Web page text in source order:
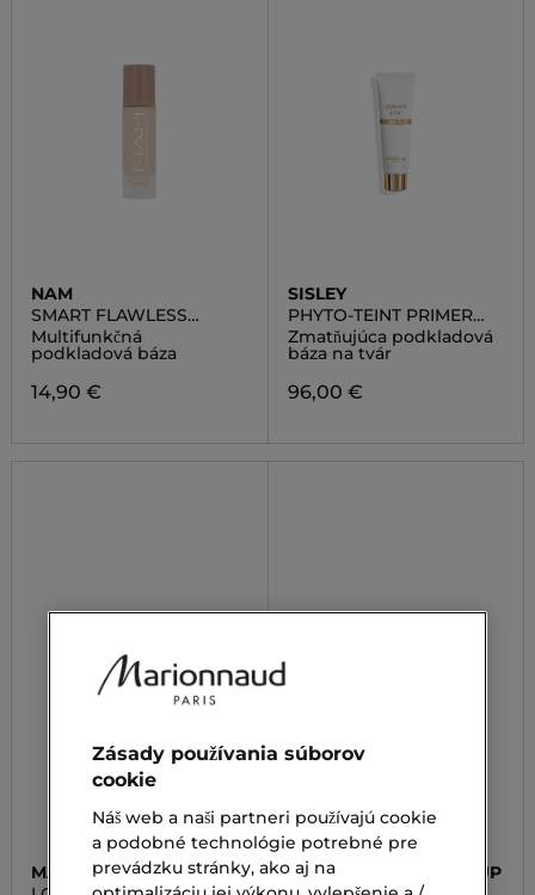
NAM
SMART FLAWLESS
PRIMER
Multifunkčná
podkladová báza
14,90 €
SISLEY
PHYTO-TEINT PRIMER
MATTE
Zmatňujúca podkladová
báza na tvár
96,00 €
MAKE UP FACTORY
MARIONNAUD MAKE UP
Zásady používania súborov
cookie
Náš web a naši partneri používajú cookie
a podobné technológie potrebné pre
prevádzku stránky, ako aj na